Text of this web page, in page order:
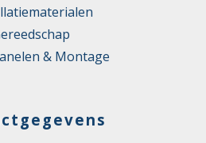
& Montage